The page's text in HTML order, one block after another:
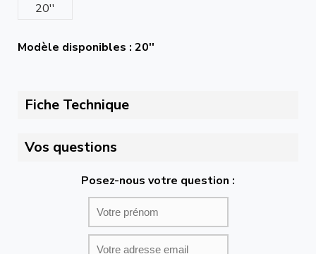
20''
Modèle disponibles : 20''
Fiche Technique
Vos questions
Posez-nous votre question :